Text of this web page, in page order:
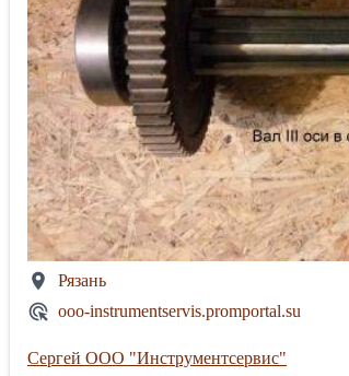
Рязань
ooo-instrumentservis.promportal.su
Сергей ООО "Инструментсервис"